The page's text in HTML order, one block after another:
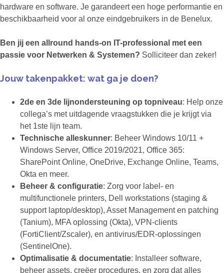
hardware en software. Je garandeert een hoge performantie en
beschikbaarheid voor al onze eindgebruikers in de Benelux.
Ben jij een allround hands-on IT-professional met een
passie voor Netwerken & Systemen? Solliciteer dan zeker!
Jouw takenpakket: wat ga je doen?
2de en 3de lijnondersteuning op topniveau: Help onze
collega’s met uitdagende vraagstukken die je krijgt via
het 1ste lijn team.
Technische alleskunner: Beheer Windows 10/11 +
Windows Server, Office 2019/2021, Office 365:
SharePoint Online, OneDrive, Exchange Online, Teams,
Okta en meer.
Beheer & configuratie: Zorg voor label- en
multifunctionele printers, Dell workstations (staging &
support laptop/desktop), Asset Management en patching
(Tanium), MFA oplossing (Okta), VPN-clients
(FortiClient/Zscaler), en antivirus/EDR-oplossingen
(SentinelOne).
Optimalisatie & documentatie: Installeer software,
beheer assets, creëer procedures, en zorg dat alles